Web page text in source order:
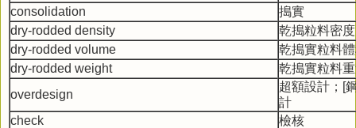
consolidation
搗實
dry-rodded density
乾搗粒料密度
dry-rodded volume
乾搗實粒料
dry-rodded weight
乾搗實粒料
overdesign
超額設計；[
計
check
檢核